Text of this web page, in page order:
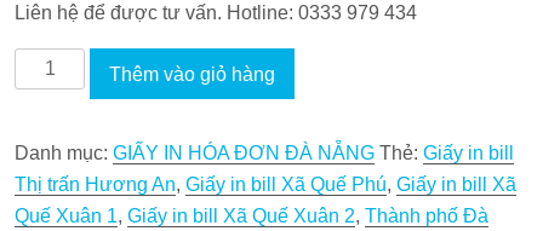
Liên hệ để được tư vấn. Hotline: 0333 979 434
Giấy
in
Xã
Xuân
Phú
Thêm vào giỏ hàng
Danh mục: GIẤY IN HÓA ĐƠN ĐÀ NẴNG Thẻ: Giấy in bill
Thị trấn Hương An, Giấy in bill Xã Quế Phú, Giấy in bill Xã
Quế Xuân 1, Giấy in bill Xã Quế Xuân 2, Thành phố Đà